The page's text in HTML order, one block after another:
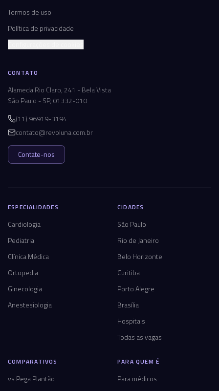
Termos de uso
Política de privacidade
CONTATO
Alameda Rio Claro, 241 - Bela Vista
São Paulo - SP, 01332-010
(11) 96919-3194
contato@revoluna.com.br
Contate-nos
ESPECIALIDADES
Cardiologia
Pediatria
Clínica Médica
Ortopedia
Ginecologia
Anestesiologia
CIDADES
São Paulo
Rio de Janeiro
Belo Horizonte
Curitiba
Porto Alegre
Brasília
Hospitais
Todas as vagas
COMPARATIVOS
vs Pega Plantão
PARA QUEM É
Para médicos